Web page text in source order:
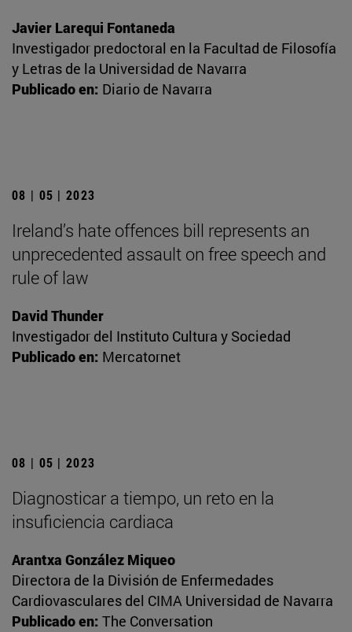
Javier Larequi Fontaneda
Investigador predoctoral en la Facultad de Filosofía
y Letras de la Universidad de Navarra
Publicado en: Diario de Navarra
08 | 05 | 2023
Ireland’s hate offences bill represents an
unprecedented assault on free speech and
rule of law
David Thunder
Investigador del Instituto Cultura y Sociedad
Publicado en: Mercatornet
08 | 05 | 2023
Diagnosticar a tiempo, un reto en la
insuficiencia cardiaca
Arantxa González Miqueo
Directora de la División de Enfermedades
Cardiovasculares del CIMA Universidad de Navarra
Publicado en: The Conversation